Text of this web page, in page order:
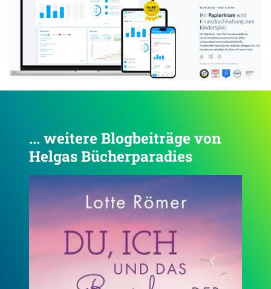
... weitere Blogbeiträge von
Helgas Bücherparadies